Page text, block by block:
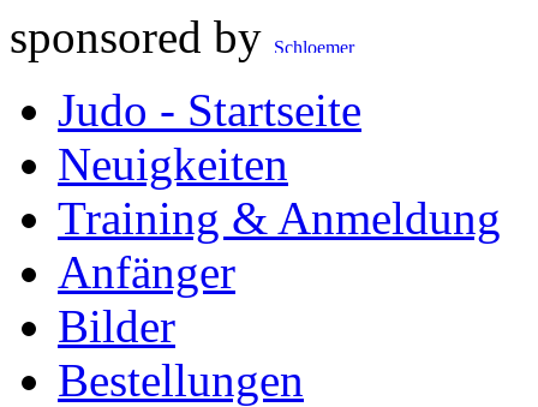
sponsored by
Judo - Startseite
Neuigkeiten
Training & Anmeldung
Anfänger
Bilder
Bestellungen